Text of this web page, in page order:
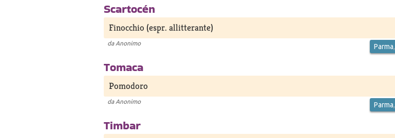
Scartocén
Finocchio (espr. allitterante)
da Anonimo Parma,
Tomaca
Pomodoro
da Anonimo Parma,
Timbar